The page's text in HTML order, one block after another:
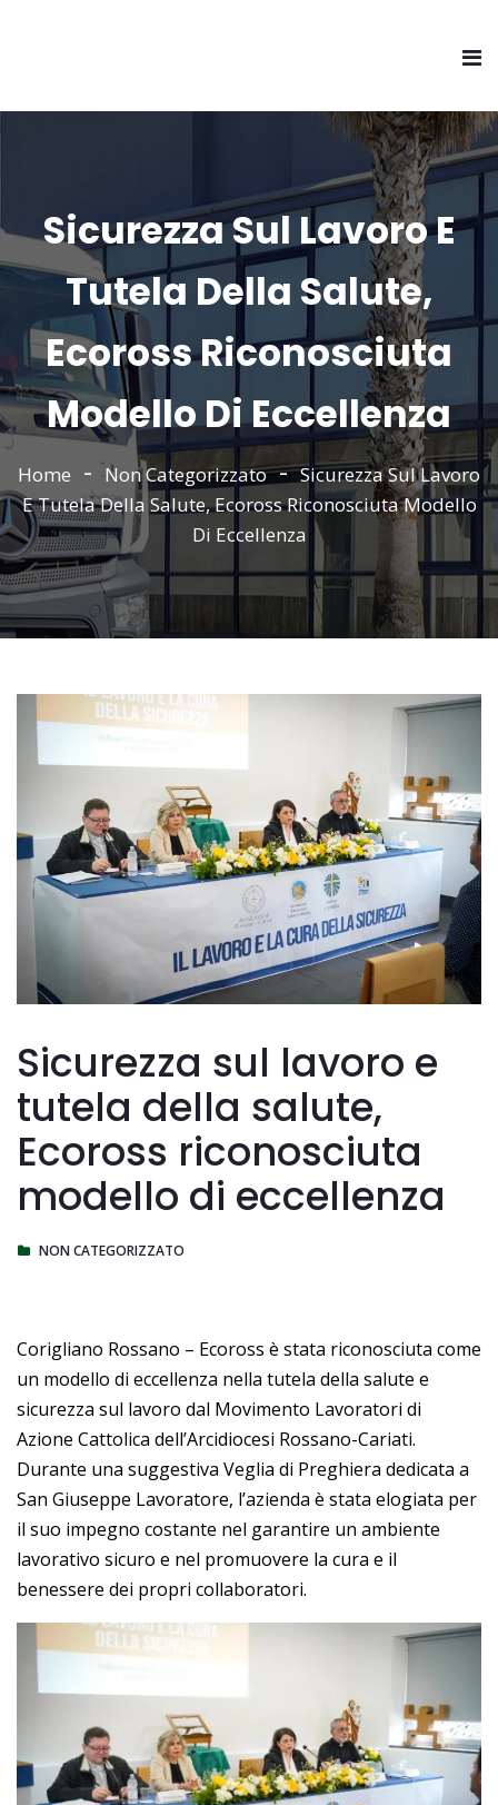
Sicurezza Sul Lavoro E
Tutela Della Salute,
Ecoross Riconosciuta
Modello Di Eccellenza
Home Non Categorizzato
Sicurezza Sul Lavoro
E Tutela Della Salute, Ecoross Riconosciuta Modello
Di Eccellenza
Sicurezza sul lavoro e
tutela della salute,
Ecoross riconosciuta
modello di eccellenza
NON CATEGORIZZATO
Corigliano Rossano – Ecoross è stata riconosciuta come
un modello di eccellenza nella tutela della salute e
sicurezza sul lavoro dal Movimento Lavoratori di
Azione Cattolica dell’Arcidiocesi Rossano-Cariati.
Durante una suggestiva Veglia di Preghiera dedicata a
San Giuseppe Lavoratore, l’azienda è stata elogiata per
il suo impegno costante nel garantire un ambiente
lavorativo sicuro e nel promuovere la cura e il
benessere dei propri collaboratori.